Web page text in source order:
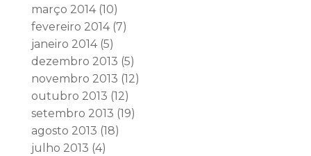
março 2014(10)
fevereiro 2014(7)
janeiro 2014(5)
dezembro 2013 (5)
novembro 2013 (12)
outubro 2013 (12)
setembro 2013 (19)
agosto 2013 (18)
julho 2013 (4)